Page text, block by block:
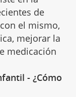
de
el mismo,
mejorar la
medicación
- ¿Cómo